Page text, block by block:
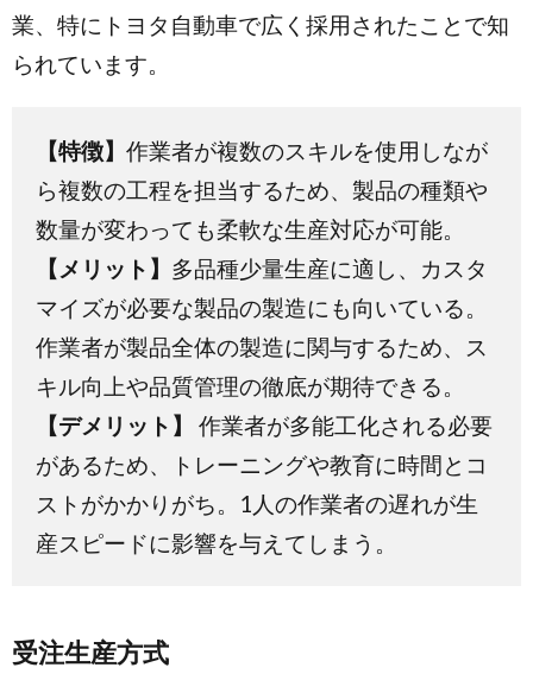
業、特にトヨタ自動車で広く採用されたことで知
られています。
【特徴】 作業者が複数のスキルを使用しなが
ら複数の工程を担当するため、製品の種類や
数量が変わっても柔軟な生産対応が可能。
【メリット】 多品種少量生産に適し、カスタ
マイズが必要な製品の製造にも向いている。
作業者が製品全体の製造に関与するため、ス
キル向上や品質管理の徹底が期待できる。
【デメリット】
作業者が多能工化される必要
があるため、トレーニングや教育に時間とコ
ストがかかりがち。1人の作業者の遅れが生
産スピードに影響を与えてしまう。
受注生産方式